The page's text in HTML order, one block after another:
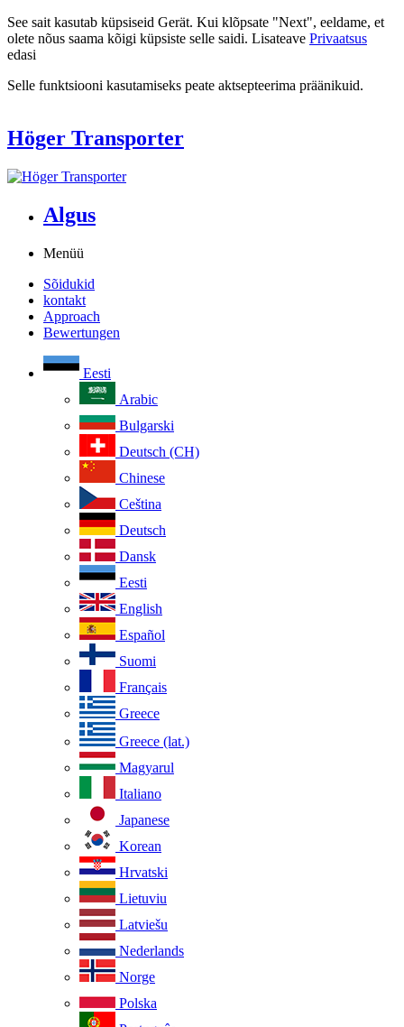
See sait kasutab küpsiseid Gerät. Kui klõpsate "Next", eeldame, et
olete nõus saama kõigi küpsiste selle saidi. Lisateave Privaatsus
edasi
Selle funktsiooni kasutamiseks peate aktsepteerima präänikuid.
Höger Transporter
Algus
Menüü
Sõidukid
kontakt
Approach
Bewertungen
Eesti
Arabic
Bulgarski
Deutsch (CH)
Chinese
Ceština
Deutsch
Dansk
Eesti
English
Español
Suomi
Français
Greece
Greece (lat.)
Magyarul
Italiano
Japanese
Korean
Hrvatski
Lietuviu
Latviešu
Nederlands
Norge
Polska